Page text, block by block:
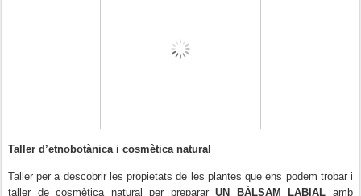
Taller d’etnobotànica i cosmètica natural
Taller per a descobrir les propietats de les plantes que ens podem trobar i
taller de cosmètica natural per prepararUN BÀLSAM LABIAL amb